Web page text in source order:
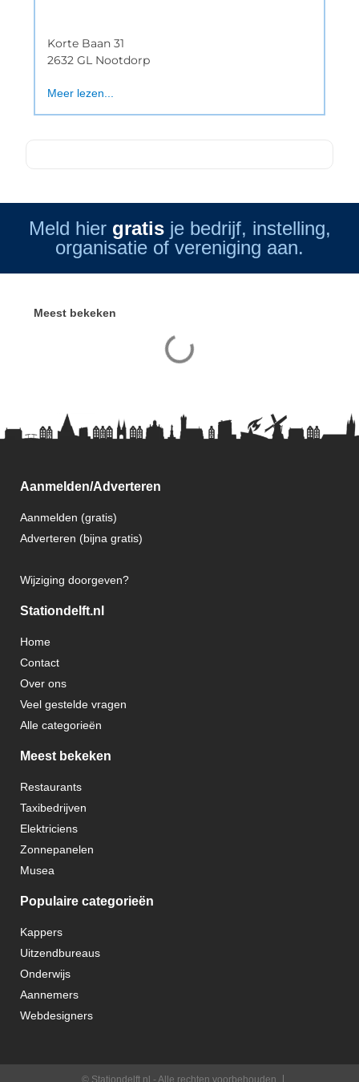
Korte Baan 31
2632 GL Nootdorp
Meer lezen...
Meld hier gratisje bedrijf, instelling,
organisatie of vereniging aan.
Meest bekeken
Aanmelden/Adverteren
Aanmelden (gratis)
Adverteren (bijna gratis)
Wijziging doorgeven?
Stationdelft.nl
Home
Contact
Over ons
Veel gestelde vragen
Alle categorieën
Meest bekeken
Restaurants
Taxibedrijven
Elektriciens
Zonnepanelen
Musea
Populaire categorieën
Kappers
Uitzendbureaus
Onderwijs
Aannemers
Webdesigners
© Stationdelft.nl - Alle rechten voorbehouden